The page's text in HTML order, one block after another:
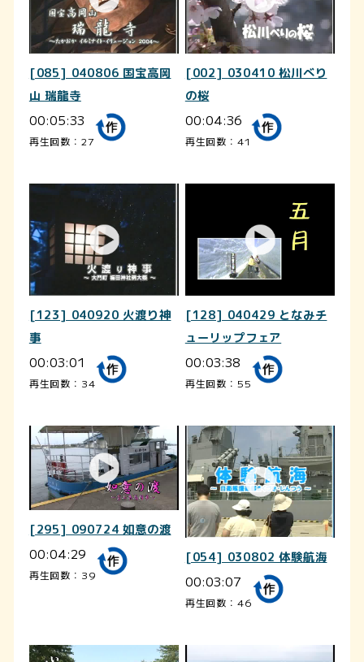
[085] 040806 国宝高岡
山 瑞龍寺
00:05:33
再生回数：27
[002] 030410 松川べり
の桜
00:04:36
再生回数：41
[123] 040920 火渡り神
事
00:03:01
再生回数：34
[128] 040429 となみチ
ューリップフェア
00:03:38
再生回数：55
[295] 090724 如意の渡
00:04:29
再生回数：39
[054] 030802 体験航海
00:03:07
再生回数：46